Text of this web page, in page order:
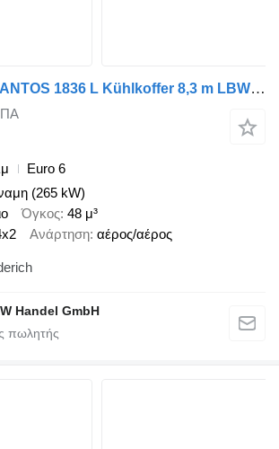
Mercedes-Benz ANTOS 1836 L Kühlkoffer 8,3 m LBW 2 T*TK T-1200
Euro 6
(265 kW)
Όγκος 48 μ³
Ανάρτηση αέρος/αέρος
Handel GmbH